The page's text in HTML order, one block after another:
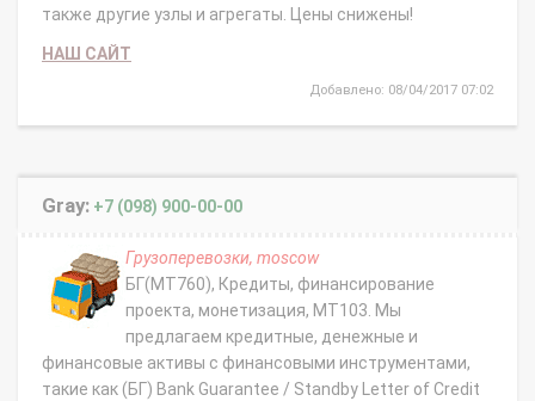
также другие узлы и агрегаты. Цены снижены!
НАШ САЙТ
Добавлено: 08/04/2017 07:02
Gray: +7 (098) 900-00-00
Грузоперевозки, moscow
БГ(MT760), Кредиты, финансирование
проекта, монетизация, MT103. Мы
предлагаем кредитные, денежные и
финансовые активы с финансовыми инструментами,
такие как (БГ) Bank Guarantee / Standby Letter of Credit